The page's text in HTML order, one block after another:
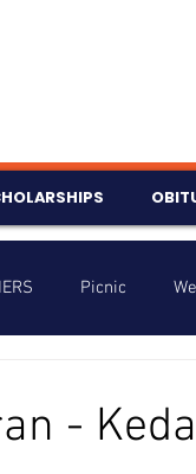
Picnic
-